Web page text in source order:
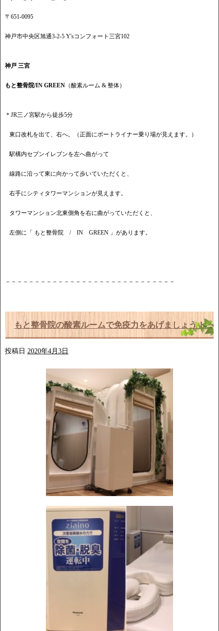
〒651-0095
神戸市中央区旭通3-2-5 Y'sコンフォート三宮102
神戸 三宮
もと整骨院/IN GREEN （酸素ルーム & 整体）
＊JR三ノ宮駅から徒歩5分
東口改札を出て、右へ。（正面にポートライナー乗り場が見えます。）
駅構内セブンイレブンを左へ曲がって
線路に沿って東に向かって歩いていただくと、
右手にシティタワーマンションが見えます。
タワーマンション北東側角を右に曲がっていただくと、
左側に「 もと整骨院 / IN GREEN 」があります。
－－－－－－－－－－－－－－－－－－－－－－－－－－－－－
もと整骨院の酸素ルームで免疫力をあげましょう！
投稿日 2020年4月3日